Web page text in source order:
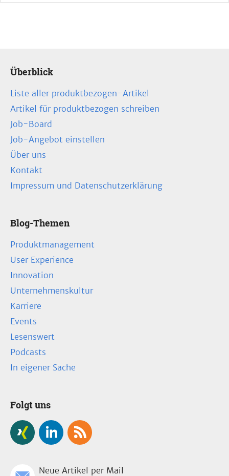
Überblick
Liste aller produktbezogen-Artikel
Artikel für produktbezogen schreiben
Job-Board
Job-Angebot einstellen
Über uns
Kontakt
Impressum und Datenschutzerklärung
Blog-Themen
Produktmanagement
User Experience
Innovation
Unternehmenskultur
Karriere
Events
Lesenswert
Podcasts
In eigener Sache
Folgt uns
Neue Artikel per Mail